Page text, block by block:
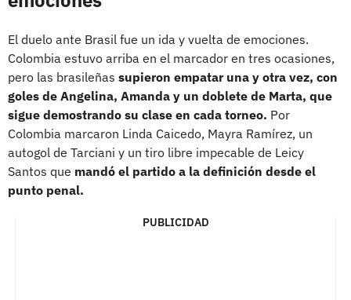
El duelo ante Brasil fue un ida y vuelta de emociones.
Colombia estuvo arriba en el marcador en tres ocasiones,
pero las brasileñas supieron empatar una y otra vez, con
goles de Angelina, Amanda y un doblete de Marta, que
sigue demostrando su clase en cada torneo. Por
Colombia marcaron Linda Caicedo, Mayra Ramírez, un
autogol de Tarciani y un tiro libre impecable de Leicy
Santos que mandó el partido a la definición desde el
punto penal.
PUBLICIDAD